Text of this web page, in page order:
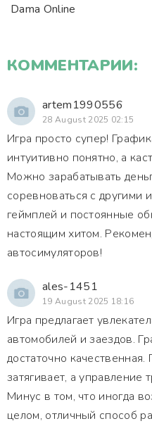
Dama Online
КОММЕНТАРИИ:
artem1990556
28 August 2025 02:15
Игра просто супер!
интуитивно понятно, а
Можно зарабатывать
соревноваться с другими
геймплей и постоянные
настоящим хитом.
автосимуляторов!
ales-1451
19 August 2025 18:16
Игра предлагает
автомобилей и заездов.
достаточно
затягивает, а управление
Минус в том, что иногда
целом, отличный способ